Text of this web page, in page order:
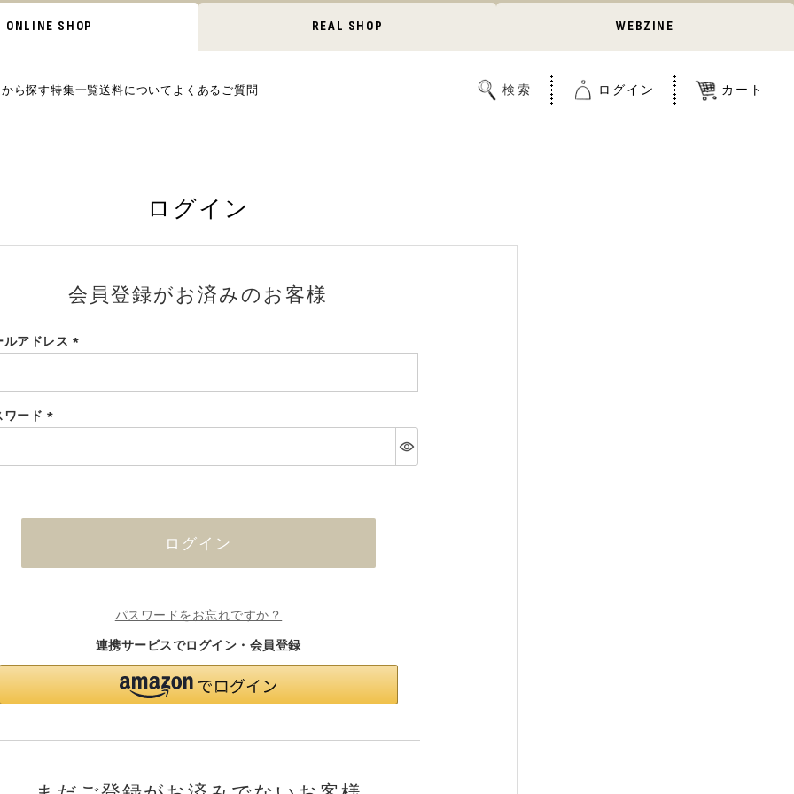
ONLINE SHOP REAL SHOP WEBZINE
ら探す特集一覧送料について よくあるご質問
ログイン
会員登録がお済みのお客様
ルアドレス
須)
ワード
須)
ログイン
パスワードをお忘れですか？
連携サービスでログイン・会員登録